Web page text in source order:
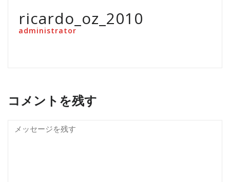
ricardo_oz_2010
administrator
コメントを残す